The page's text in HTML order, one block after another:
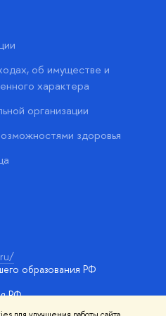
об имуществе и
характера
организации
здоровья
образования РФ
РФ